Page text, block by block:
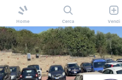
Home Cerca Vendi